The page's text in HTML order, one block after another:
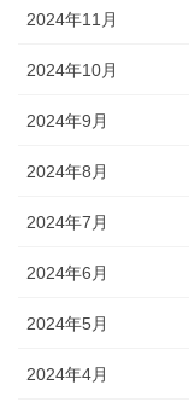
2024年11月
2024年10月
2024年9月
2024年8月
2024年7月
2024年6月
2024年5月
2024年4月